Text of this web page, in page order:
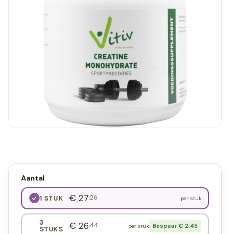
Aantal
1 STUK € 27,26 per stuk
3
STUKS € 26,44 per stuk Bespaar € 2,45